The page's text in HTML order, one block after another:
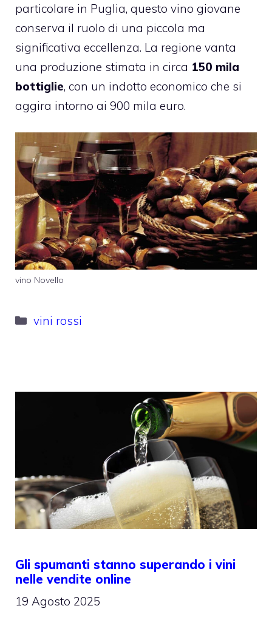
particolare in Puglia, questo vino giovane
conserva il ruolo di una piccola ma
significativa eccellenza. La regione vanta
una produzione stimata in circa 150 mila
bottiglie, con un indotto economico che si
aggira intorno ai 900 mila euro.
vino Novello
Categorie
vini rossi
Gli spumanti stanno superando i vini
nelle vendite online
19 Agosto 2025